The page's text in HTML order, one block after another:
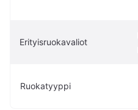
Erityisruokavaliot
Ruokatyyppi